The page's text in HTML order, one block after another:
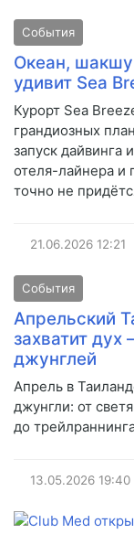
События
Океан,
удивит Sea
Курорт Sea
грандиозных
запуск дайвинга
отеля-лайнера и
точно не
21.06.2026 12:21
События
Апрельский
захватит
джунглей
Апрель в
джунгли: от
до
13.05.2026 19:40